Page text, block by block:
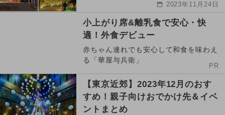
2023年11月24日
小上がり席&離乳食で安心・快
適！外食デビュー
赤ちゃん連れでも安心して和食を味わえ
る「華屋与兵衛」
PR
【東京近郊】2023年12月のおす
すめ！親子向けおでかけ先＆イベ
ントまとめ